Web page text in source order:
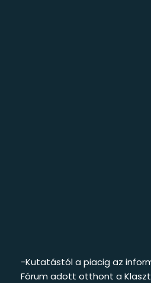
-Kutatástól a piacig az
Fórum adott otthont a